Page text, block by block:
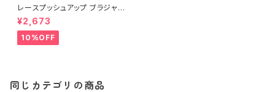
レースプッシュアップ ブラジャー
＆ショーツセット【グレー】
¥2,673
10%OFF
同じカテゴリの商品